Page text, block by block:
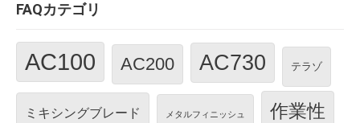
FAQカテゴリ
AC100 AC200 AC730 テラゾ
ミキシングブレード メタルフィニッシュ 作業性